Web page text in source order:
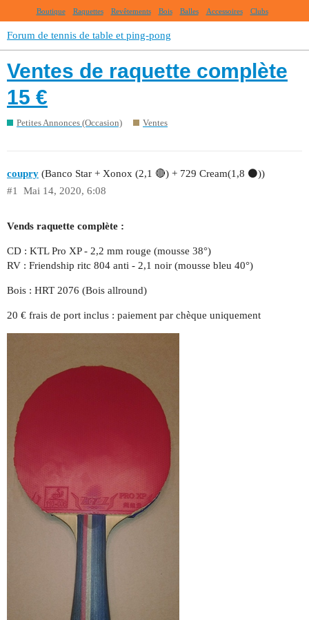
Boutique Raquettes Revêtements Bois Balles Accessoires Clubs
Forum de tennis de table et ping-pong
Ventes de raquette complète
15 €
Petites Annonces (Occasion) Ventes
coupry (Banco Star + Xonox (2,1 🔴) + 729 Cream(1,8 ⚫))
Mai 14, 2020, 6:08
#1
Vends raquette complète :
CD : KTL Pro XP - 2,2 mm rouge (mousse 38°)
RV : Friendship ritc 804 anti - 2,1 noir (mousse bleu 40°)
Bois : HRT 2076 (Bois allround)
20 € frais de port inclus : paiement par chèque uniquement